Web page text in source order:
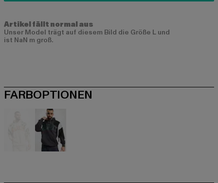
Artikel fällt normal aus
Unser Model trägt auf diesem Bild die Größe L und
ist NaN m groß.
FARBOPTIONEN